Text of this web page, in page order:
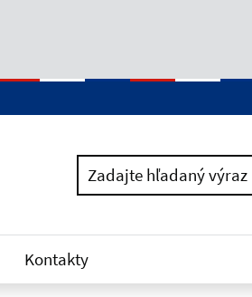
Zadajte hľadaný výraz
Kontakty